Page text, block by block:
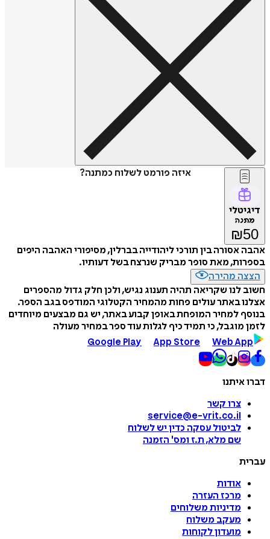
איזה פורמט לשלוח כמתנה?
דיגיטלי
מתנה
₪50
אהבה אסורה בין תורכי ליהודייה בברלין, מסיפורי האהבה היפים
בספרות, מאת סופר מבריק שנרצח בשל דעותיו.
הצצה מהירה
חשוב לנו שקריאה תהיה תענוג נגיש, ולכן חלק גדול מהספרים
אצלנו באתר עולים פחות מהמחיר הקטלוגי המודפס בגב הספר.
בנוסף למחיר המופחת באופן קבוע באתר, יש גם מבצעים מיוחדים
לזמן מוגבל, כי תמיד כיף לגלות עוד ספר במחיר מעולה
Google Play
App Store Web App
דברו איתנו
צרו קשר
service@e-vrit.co.il
לביטול עסקה כדין יש לשלוח
שם מלא, ת.ז ומס' הזמנה
עברית
אודות
מרכז העזרה
מדיניות משלוחים
מעקב משלוח
מועדון לקוחות